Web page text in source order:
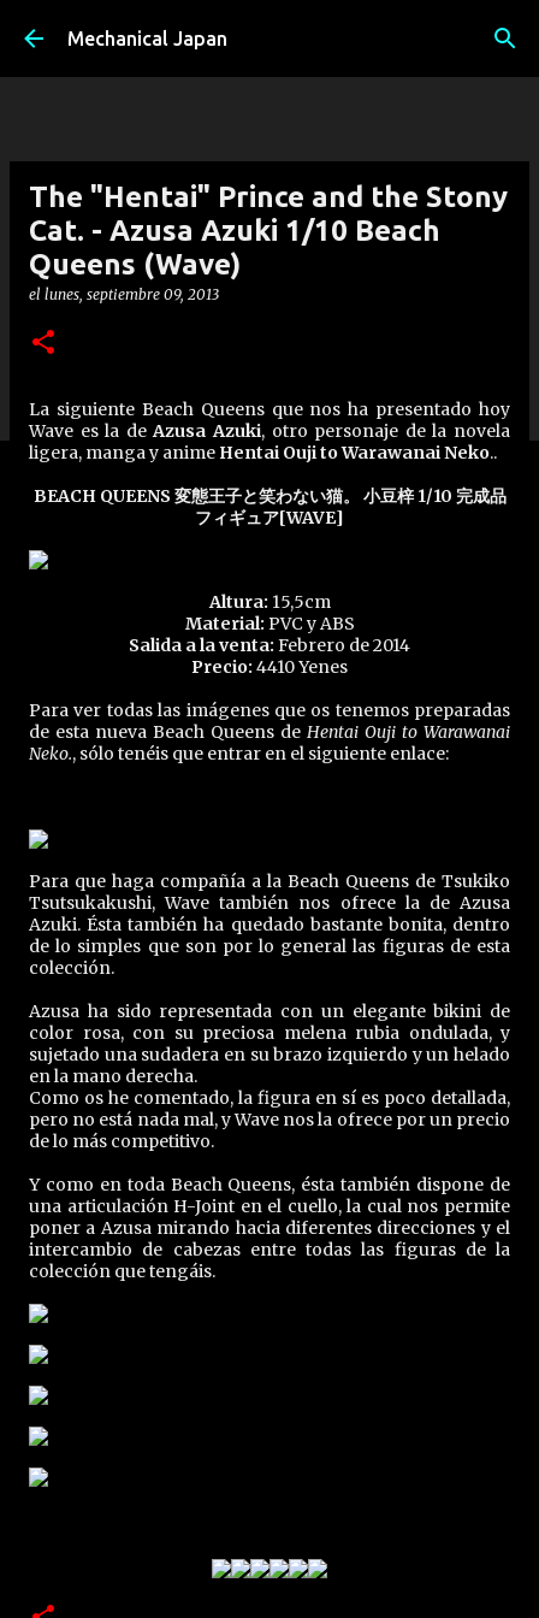
Ir al contenido principal
Mechanical Japan
The "Hentai" Prince and the Stony
Cat. - Azusa Azuki 1/10 Beach
Queens (Wave)
el lunes, septiembre 09, 2013
La siguiente Beach Queens que nos ha presentado hoy
Wave es la deAzusa Azuki, otro personaje de la novela
ligera, manga y anime Hentai Ouji to Warawanai Neko..
BEACH QUEENS 変態王子と笑わない猫。 小豆梓 1/10 完成品
フィギュア[WAVE]
Altura: 15,5cm
Material: PVC y ABS
Salida a la venta: Febrero de 2014
Precio: 4410 Yenes
Para ver todas las imágenes que os tenemos preparadas
de esta nueva Beach Queens de Hentai Ouji to Warawanai
Neko., sólo tenéis que entrar en el siguiente enlace:
Para que haga compañía a la Beach Queens de Tsukiko
Tsutsukakushi, Wave también nos ofrece la de Azusa
Azuki. Ésta también ha quedado bastante bonita, dentro
de lo simples que son por lo general las figuras de esta
colección.
Azusa ha sido representada con un elegante bikini de
color rosa, con su preciosa melena rubia ondulada, y
sujetado una sudadera en su brazo izquierdo y un helado
en la mano derecha.
Como os he comentado, la figura en sí es poco detallada,
pero no está nada mal, y Wave nos la ofrece por un precio
de lo más competitivo.
Y como en toda Beach Queens, ésta también dispone de
una articulación H-Joint en el cuello, la cual nos permite
poner a Azusa mirando hacia diferentes direcciones y el
intercambio de cabezas entre todas las figuras de la
colección que tengáis.